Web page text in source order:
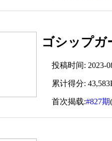
ゴシップガ
投稿时间: 2023-
累计得分:
首次揭载:#827期